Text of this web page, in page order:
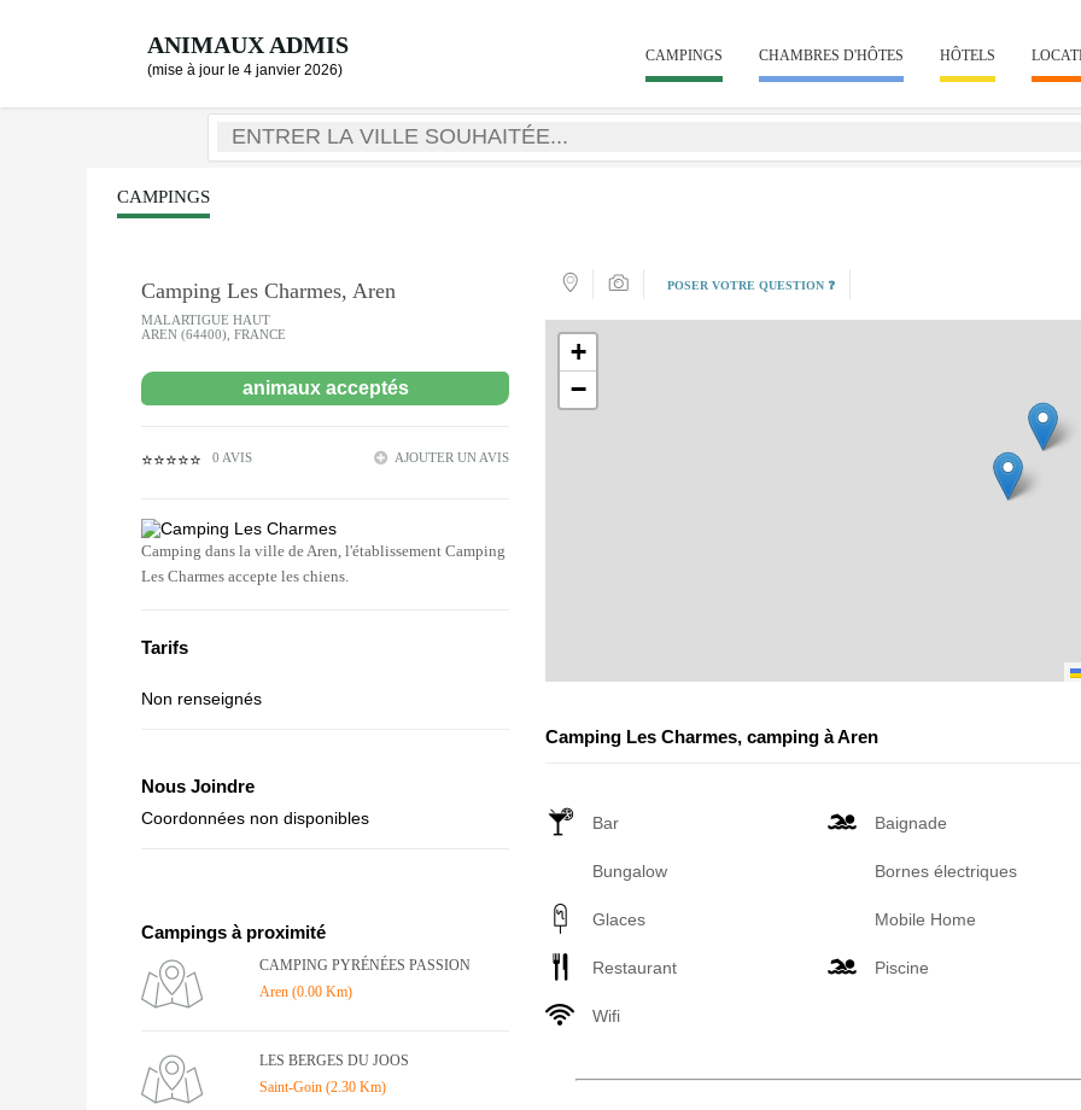
ANIMAUX ADMIS
(mise à jour le 4 janvier 2026)
CAMPINGS CHAMBRES D'HÔTES HÔTELS
CAMPINGS
Camping Les Charmes, Aren
MALARTIGUE HAUT
AREN (64400), FRANCE
animaux acceptés
⭐⭐⭐⭐⭐ 0 AVIS AJOUTER UN AVIS
Camping dans la ville de Aren, l'établissement Camping
Les Charmes accepte les chiens.
Tarifs
Non renseignés
Nous Joindre
Coordonnées non disponibles
Campings à proximité
CAMPING PYRÉNÉES PASSION
Aren (0.00 Km)
LES BERGES DU JOOS
Saint-Goin (2.30 Km)
POSER VOTRE QUESTION ❓
+
−
Camping Les Charmes, camping à Aren
Bar Baignade
Bungalow Bornes électriques
Glaces Mobile Home
Restaurant Piscine
Wifi